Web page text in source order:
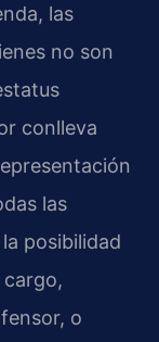
las
no son
conlleva
las
posibilidad
o